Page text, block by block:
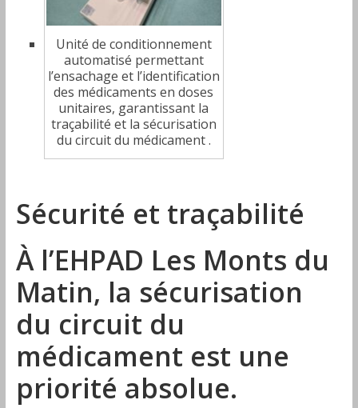
Unité de conditionnement
automatisé permettant
l’ensachage et l’identification
des médicaments en doses
unitaires, garantissant la
traçabilité et la sécurisation
du circuit du médicament .
Sécurité et traçabilité
À l’EHPAD Les Monts du
Matin, la sécurisation
du circuit du
médicament est une
priorité absolue.